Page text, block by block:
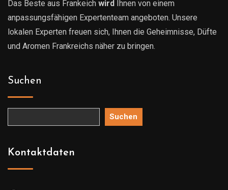
Das Beste aus Frankeich wird Ihnen von einem
anpassungsfähigen Expertenteam angeboten. Unsere
lokalen Experten freuen sich, Ihnen die Geheimnisse, Düfte
und Aromen Frankreichs näher zu bringen.
Suchen
Suchen
Kontaktdaten